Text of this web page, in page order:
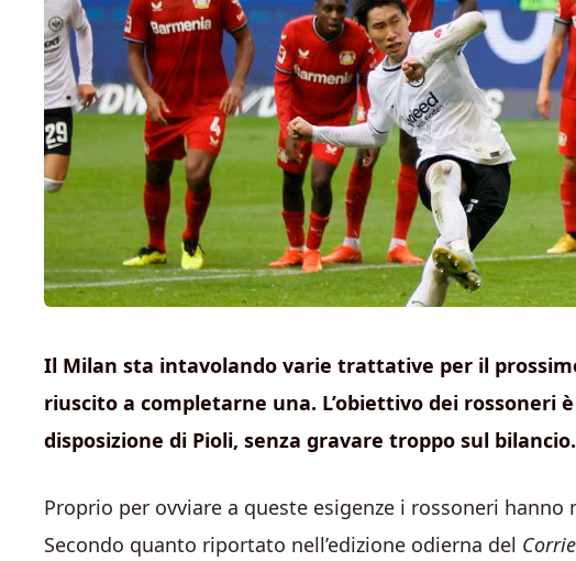
Il Milan sta intavolando varie trattative per il
riuscito a completarne una. L’obiettivo dei rossoneri
disposizione di Pioli, senza gravare troppo sul bilancio.
Proprio per ovviare a queste esigenze i rossoneri hanno
Secondo quanto riportato nell’edizione odierna del